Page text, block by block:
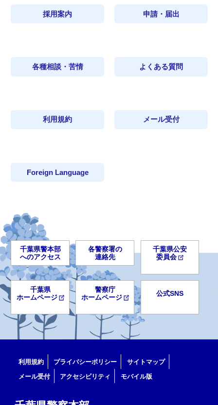
採用案内 申請・届出
各種相談・苦情 よくある質問
利用規約 メール受付
Foreign Language
千葉県警本部
へのアクセス
各警察署の
連絡先
千葉県公安
委員会
千葉県
ホームページ
警察庁
ホームページ
公式SNS
利用規約 プライバシーポリシー
サイトマップ
メール受付
アクセシビリティ モバイル版